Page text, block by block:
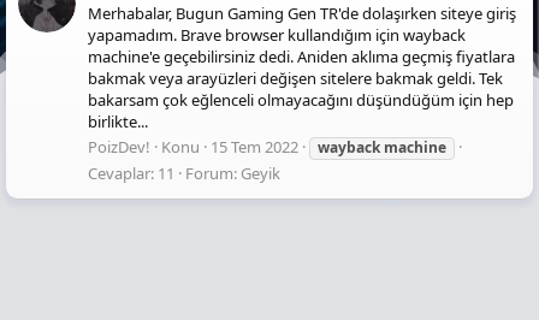
Merhabalar, Bugun Gaming Gen TR'de dolaşırken siteye giriş
yapamadım. Brave browser kullandığım için wayback
machine'e geçebilirsiniz dedi. Aniden aklıma geçmiş fiyatlara
bakmak veya arayüzleri değişen sitelere bakmak geldi. Tek
bakarsam çok eğlenceli olmayacağını düşündüğüm için hep
birlikte...
PoizDev!
Konu 15 Tem 2022 wayback machine
Cevaplar: 11 Forum: Geyik